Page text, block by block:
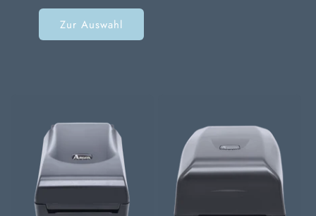
Zur Auswahl